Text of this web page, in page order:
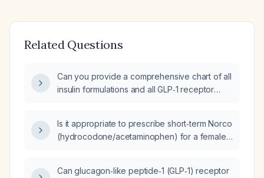
Related Questions
Can you provide a comprehensive chart of all
insulin formulations and all GLP‑1 receptor
Is it appropriate to prescribe short‑term Norco
(hydrocodone/acetaminophen) for a female
Can glucagon‑like peptide‑1 (GLP‑1) receptor